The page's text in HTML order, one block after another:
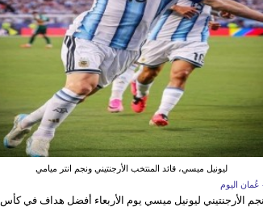
ليونيل ميسي، قائد المنتخب الأرجنتيني ونجم انتر ميامي
عُمان اليوم
الأرجنتيني ليونيل ميسي يوم الأربعاء أفضل هداف في كأس